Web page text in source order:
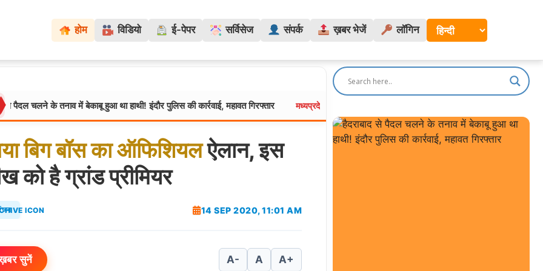
होम विडियो ई-पेपर सर्विसेज संपर्क ख़बर भेजें लॉगिन
तनाव में बेकाबू हुआ था हाथी! इंदौर पुलिस की कार्रवाई, महावत गिरफ्तार मध्यप्रदेश: ग्वालियर में MITS की बीटेक छात्रा ने हॉस्टल में लगाई फांसी, सहेली को
बिगबॉसकाऑफिशियलऐलान, इस
को है ग्रांड प्रीमियर
14 SEP 2020, 11:01 AM
सुनें A- A A+